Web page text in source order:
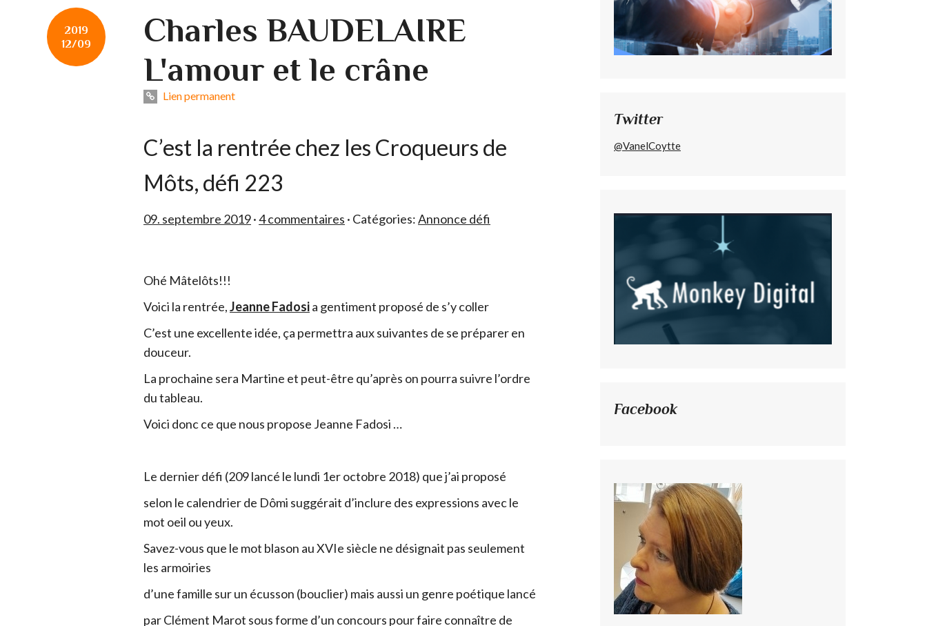
2019
12/09
Charles BAUDELAIRE
L'amour et le crâne
Lien permanent
C’est la rentrée chez les Croqueurs de
Môts, défi 223
09. septembre 2019·4 commentaires · Catégories:Annonce défi
Ohé Mâtelôts!!!
Voici la rentrée,Jeanne Fadosia gentiment proposé de s’y coller
C’est une excellente idée, ça permettra aux suivantes de se préparer en
douceur.
La prochaine sera Martine et peut-être qu’après on pourra suivre l’ordre
du tableau.
Voici donc ce que nous propose Jeanne Fadosi …
Le dernier défi (209 lancé le lundi 1er octobre 2018) que j’ai proposé
selon le calendrier de Dômi suggérait d’inclure des expressions avec le
mot oeil ou yeux.
Savez-vous que le mot blason au XVIe siècle ne désignait pas seulement
les armoiries
d’une famille sur un écusson (bouclier) mais aussi un genre poétique lancé
par Clément Marot sous forme d’un concours pour faire connaître de
Twitter
@VanelCoytte
Facebook